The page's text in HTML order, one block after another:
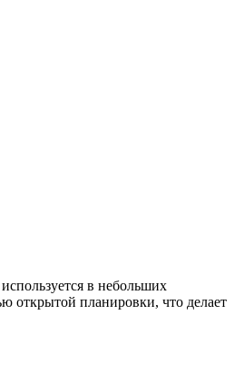
в небольших
открытой планировки, что делает